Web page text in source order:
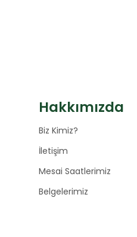
Hakkımızda
Biz Kimiz?
İletişim
Mesai Saatlerimiz
Belgelerimiz